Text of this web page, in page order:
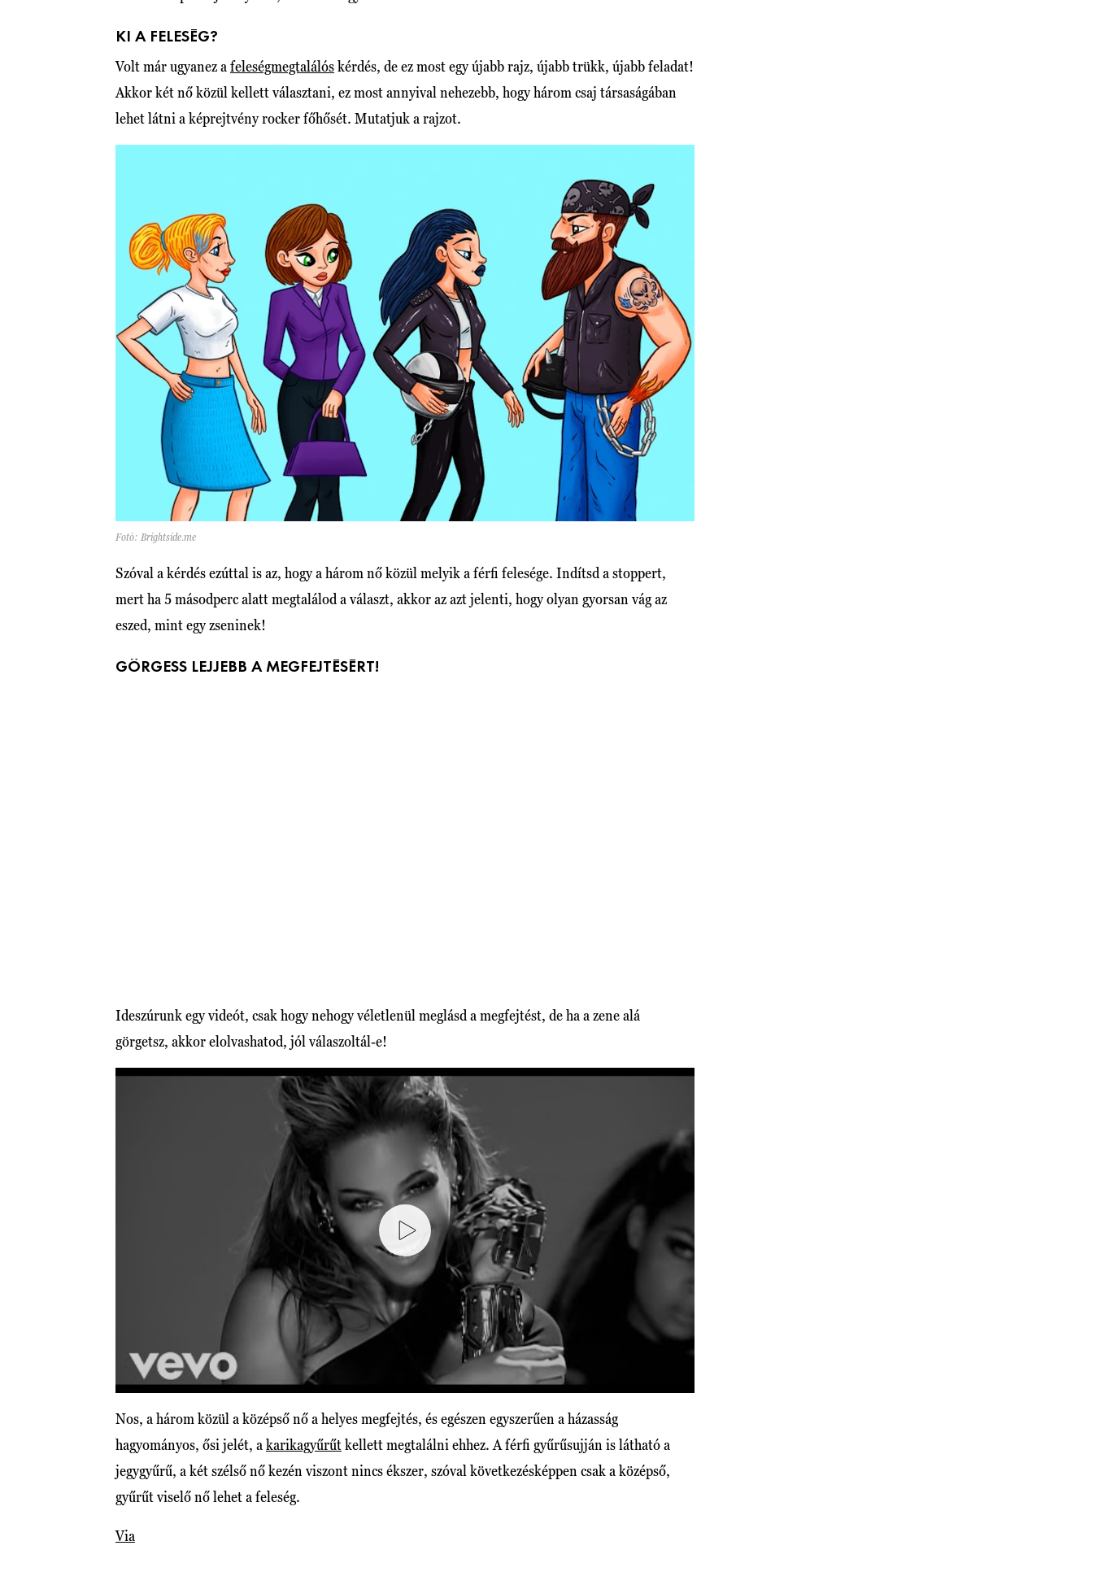
KI A FELESÉG?
Volt már ugyanez a feleségmegtalálóskérdés, de ez most egy újabb rajz, újabb trükk, újabb feladat!
Akkor két nő közül kellett választani, ez most annyival nehezebb, hogy három csaj társaságában
lehet látni a képrejtvény rocker főhősét. Mutatjuk a rajzot.
Fotó: Brightside.me
Szóval a kérdés ezúttal is az, hogy a három nő közül melyik a férfi felesége. Indítsd a stoppert,
mert ha 5 másodperc alatt megtalálod a választ, akkor az azt jelenti, hogy olyan gyorsan vág az
eszed, mint egy zseninek!
GÖRGESS LEJJEBB A MEGFEJTÉSÉRT!
Ideszúrunk egy videót, csak hogy nehogy véletlenül meglásd a megfejtést, de ha a zene alá
görgetsz, akkor elolvashatod, jól válaszoltál-e!
Nos, a három közül a középső nő a helyes megfejtés, és egészen egyszerűen a házasság
hagyományos, ősi jelét, akarikagyűrűtkellett megtalálni ehhez. A férfi gyűrűsujján is látható a
jegygyűrű, a két szélső nő kezén viszont nincs ékszer, szóval következésképpen csak a középső,
gyűrűt viselő nő lehet a feleség.
Via